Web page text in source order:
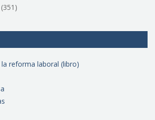
(351)
reforma laboral (libro)